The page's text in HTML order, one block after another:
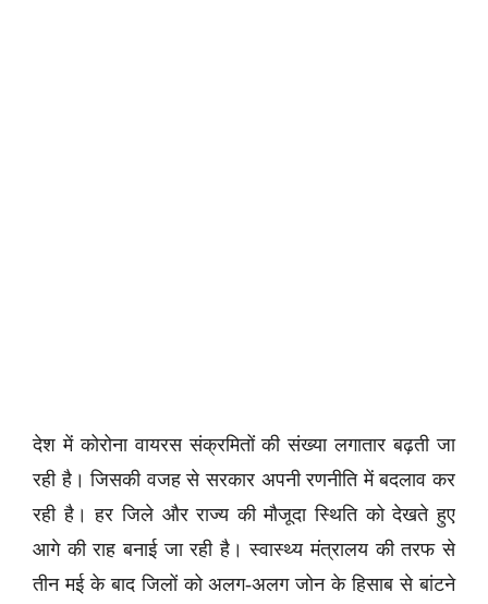
देश में कोरोना वायरस संक्रमितों की संख्या लगातार बढ़ती जा
रही है। जिसकी वजह से सरकार अपनी रणनीति में बदलाव कर
रही है। हर जिले और राज्य की मौजूदा स्थिति को देखते हुए
आगे की राह बनाई जा रही है। स्वास्थ्य मंत्रालय की तरफ से
तीन मई के बाद जिलों को अलग-अलग जोन के हिसाब से बांटने